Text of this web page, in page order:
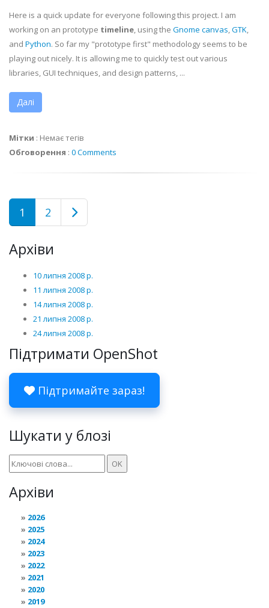
Here is a quick update for everyone following this project. I am
working on an prototype timeline, using the Gnome canvas,GTK,
and Python. So far my "prototype first" methodology seems to be
playing out nicely. It is allowing me to quickly test out various
libraries, GUI techniques, and design patterns, ...
Далі
Мітки : Немає тегів
Обговорення : 0 Comments
1 2
Архіви
10 липня 2008 р.
11 липня 2008 р.
14 липня 2008 р.
21 липня 2008 р.
24 липня 2008 р.
Підтримати OpenShot
Підтримайте зараз!
Шукати у блозі
Архіви
2026
2025
2024
2023
2022
2021
2020
2019